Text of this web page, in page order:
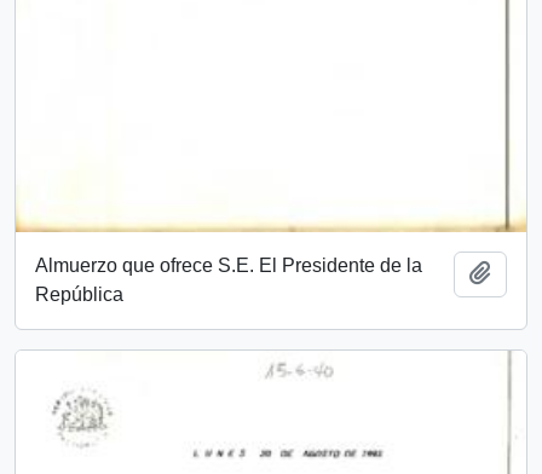
Almuerzo que ofrece S.E. El Presidente de la
República